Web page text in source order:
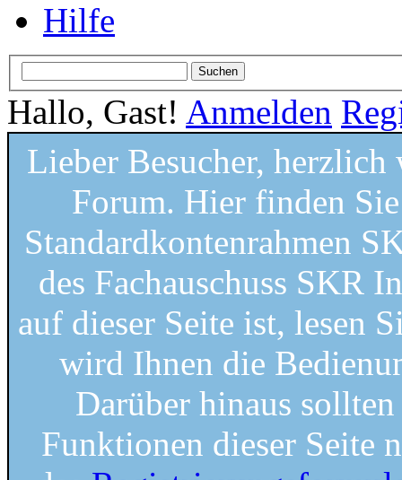
Hilfe
Hallo, Gast! Anmelden
Lieber Besucher,
Forum. Hier finden
Standardkontenrahmen
des Fachauschuss SKR
auf dieser Seite ist, lesen
wird Ihnen die
Darüber hinaus
Funktionen dieser Seite